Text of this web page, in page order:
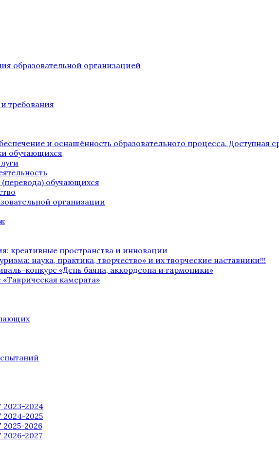
образовательной организацией
требования
и оснащённость образовательного процесса. Доступная
обучающихся
обучающихся
организации
креативные пространства и инновации
наука, практика, творчество» и их творческие наставники!!!
конкурс «День баяна, аккордеона и гармоники»
камерата»
2024
2025
2026
2027